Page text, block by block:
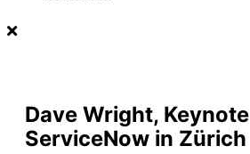
Dave Wright, Keynote
ServiceNow in Zürich